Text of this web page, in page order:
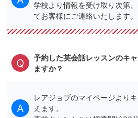
学校より情報を受け取り次第
てお客様にご連絡いたします。
予約した英会話レッスンのキ
ますか？
レアジョブのマイページより
えます。